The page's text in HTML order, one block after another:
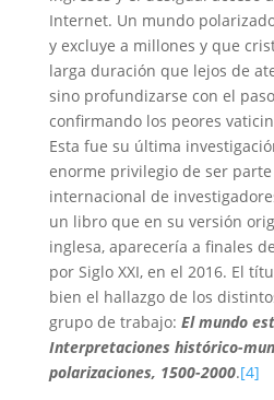
Internet. Un mundo
y excluye a millones y que
larga duración que lejos de
sino profundizarse con el
confirmando los peores
Esta fue su última
enorme privilegio de ser
internacional de
un libro que en su versión
inglesa, aparecería a finales
por Siglo XXI, en el 2016. El
bien el hallazgo de los
grupo de trabajo: El mundo
Interpretaciones histórico-
polarizaciones, 1500-2000.[4]